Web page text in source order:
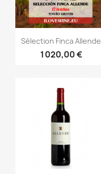
Aperçu rapide
Sélection Finca Allende
1 020,00 €